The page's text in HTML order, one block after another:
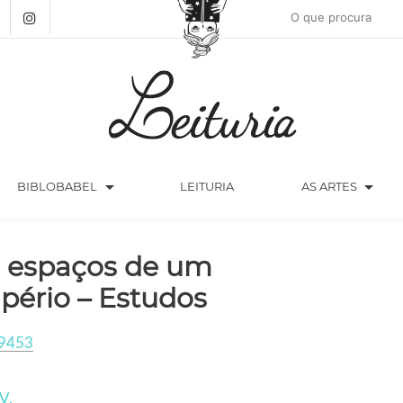
BIBLOBABEL arrow_drop_down LEITURIA AS ARTES arrow_drop_down
espaços de um
– Estudos